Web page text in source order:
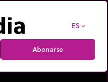
ES expand_more
Abonarse